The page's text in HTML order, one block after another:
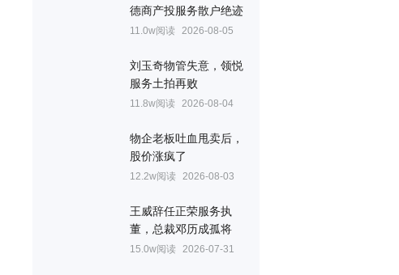
德商产投服务散户绝迹
11.0w阅读 2026-08-05
刘玉奇物管失意，领悦
服务土拍再败
11.8w阅读 2026-08-04
物企老板吐血甩卖后，
股价涨疯了
12.2w阅读 2026-08-03
王威辞任正荣服务执
董，总裁邓历成孤将
15.0w阅读 2026-07-31